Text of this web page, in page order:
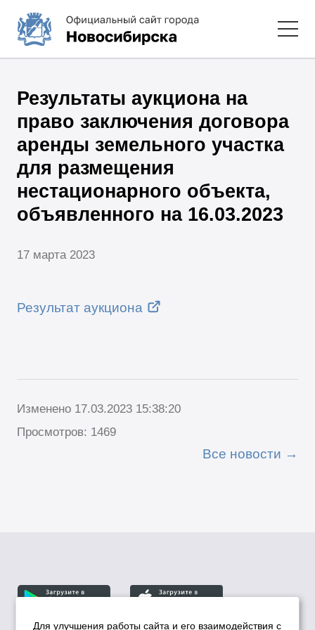
Результаты аукциона на
право заключения договора
аренды земельного участка
для размещения
нестационарного объекта,
объявленного на 16.03.2023
17 марта 2023
Результат аукциона
Изменено 17.03.2023 15:38:20
Просмотров: 1469
Все новости
Для улучшения работы сайта и его взаимодействия с